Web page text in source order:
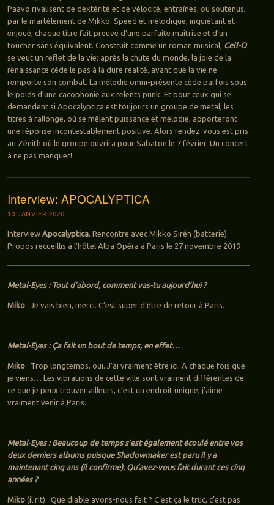
Paavo rivalisent de dextérité et de vélocité, entraînes, ou soutenus,
par le martèlement de Mikko. Speed et mélodique, inquiétant et
enjoué, chaque titre fait preuve d’une parfaite maîtrise et d’un
toucher sans équivalent. Construit comme un roman musical, Cell-O
se veut un reflet de la vie: après la chute du monde, la joie de la
renaissance cède le pas à la dure réalité, avant que la vie ne
remporte son combat. La mélodie omni-présente cède parfois sous
le poids d’une cacophonie aux relents punk. Et pour ceux qui se
demandent si Apocalyptica est toujours un groupe de metal, les
titres à rallonge, où se mêlent puissance et mélodie, apporteront
une réponse incontestablement positive. Alors rendez-vous est pris
au Zénith où le groupe ouvrira pour Sabaton le 7 février. Un concert
à ne pas manquer!
Interview: APOCALYPTICA
10 JANVIER 2020
Interview Apocalyptica. Rencontre avec Mikko Sirén (batterie).
Propos recueillis à l’hôtel Alba Opéra à Paris le 27 novembre 2019
Metal-Eyes : Tout d’abord, comment vas-tu aujourd’hui ?
Miko: Je vais bien, merci. C’est super d’être de retour à Paris.
Metal-Eyes : Ça fait un bout de temps, en effet…
Miko: Trop longtemps, oui. J’ai vraiment être ici. A chaque fois que
je viens… Les vibrations de cette ville sont vraiment différentes de
ce que je peux trouver ailleurs, c’est un endroit unique, j’aime
vraiment venir à Paris.
Metal-Eyes : Beaucoup de temps s’est également écoulé entre vos
deux derniers albums puisque Shadowmaker est paru il y a
maintenant cinq ans (il confirme). Qu’avez-vous fait durant ces cinq
années ?
Miko(il rit) : Que diable avons-nous fait ? C’est ça le truc, c’est pas